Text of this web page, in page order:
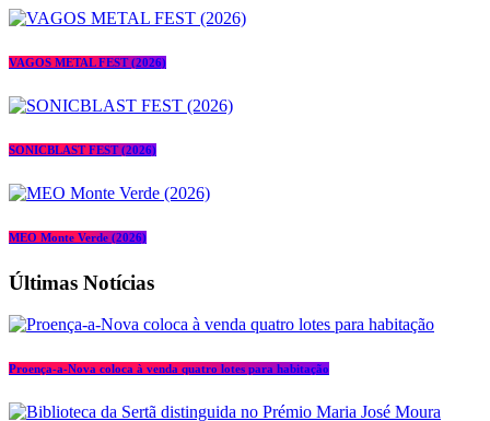
VAGOS METAL FEST (2026)
SONICBLAST FEST (2026)
MEO Monte Verde (2026)
Últimas Notícias
Proença-a-Nova coloca à venda quatro lotes para habitação